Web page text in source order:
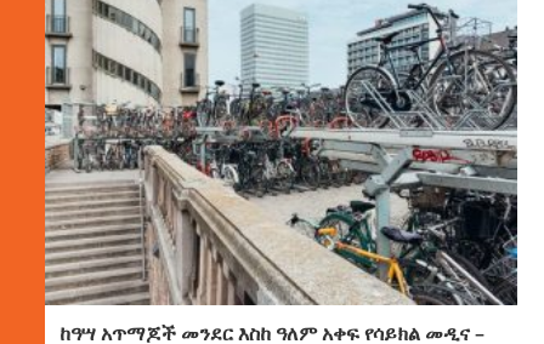
ከዓሣ አጥማጆች መንደር እስከ ዓለም አቀፍ የሳይክል መዲና –